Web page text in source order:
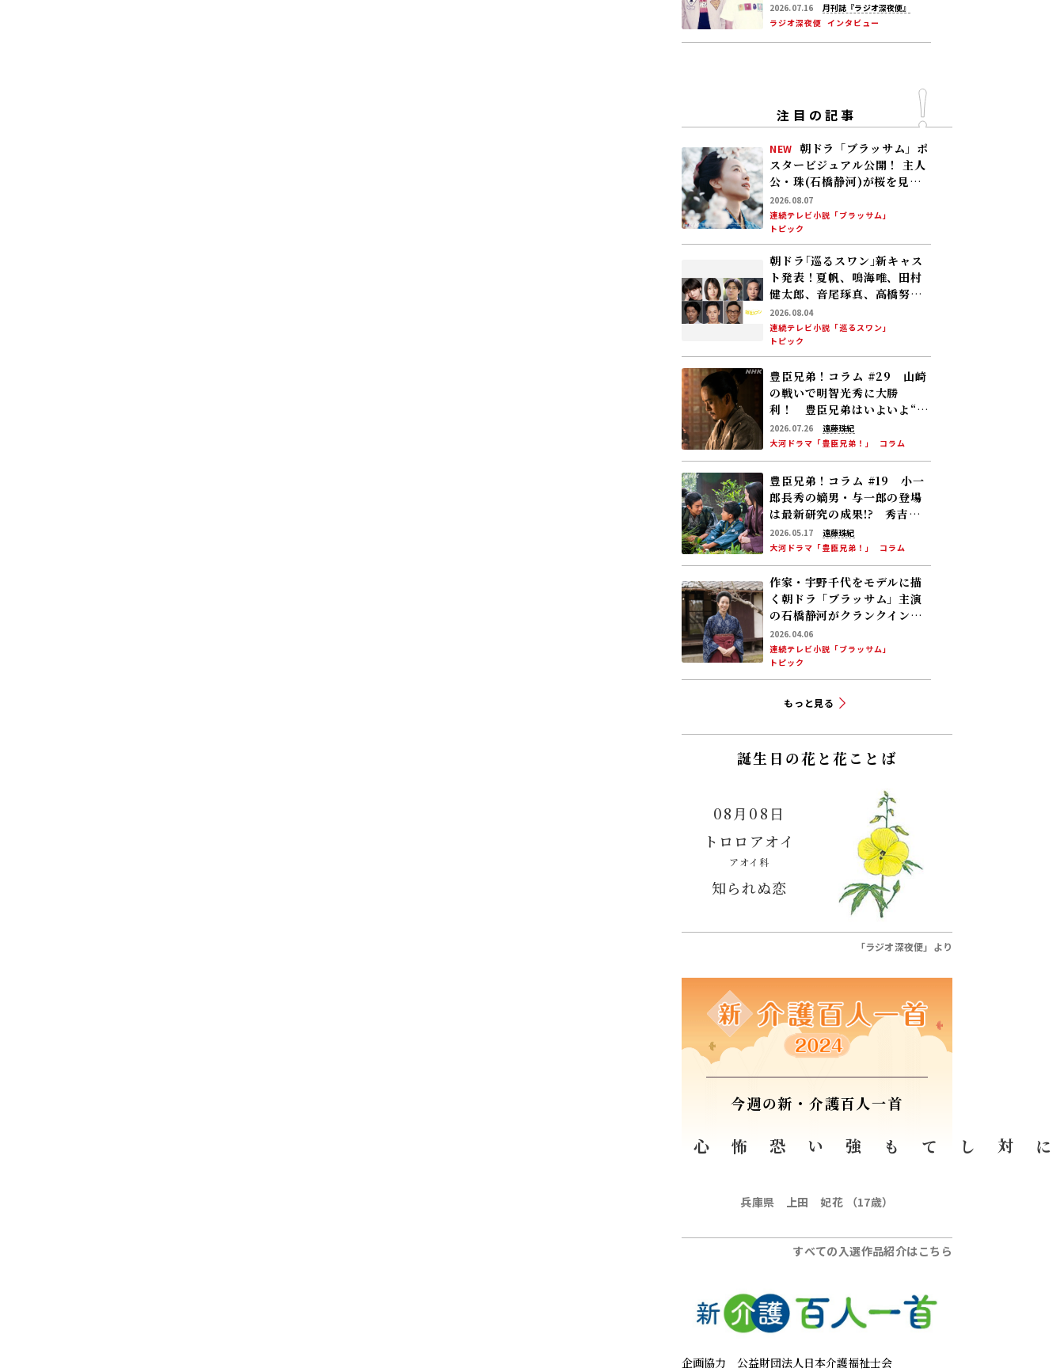
芸人)が付き人として過ごした
5年の日々を語る
2026.07.16
月刊誌『ラジオ深夜便』
ラジオ深夜便 インタビュー
注目の記事
NEW 朝ドラ「ブラッサム」ポ
スタービジュアル公開！ 主人
公・珠(石橋静河)が桜を見上
げる印象的な1枚 タイトル映
像は奥山大史監督、語りは三
條雅幸アナ 2026年度後期放
送
2026.08.07
連続テレビ小説「ブラッサム」
トピック
朝ドラ｢巡るスワン｣新キャス
ト発表！夏帆、鳴海唯、田村
健太郎、音尾琢真、高橋努、
大倉孝二、角田晃広――主人公･美
咲(森田望智)が交流する警察
署の人々 2027年度前期放送
2026.08.04
連続テレビ小説「巡るスワン」
トピック
豊臣兄弟！コラム #29 山崎
の戦いで明智光秀に大勝
利！ 豊臣兄弟はいよいよ“天
下への道”を歩み始める
2026.07.26
遠藤珠紀
大河ドラマ「豊臣兄弟！」
コラム
豊臣兄弟！コラム #19 小一
郎長秀の嫡男・与一郎の登場
は最新研究の成果!? 秀吉は
柴田勝家と対立！
2026.05.17
遠藤珠紀
大河ドラマ「豊臣兄弟！」
コラム
作家・宇野千代をモデルに描
く朝ドラ「ブラッサム」主演
の石橋静河がクランクイン！
舞台地・山口県岩国市でロケ
「宇野さんが生まれ育った故
郷の岩国で、改めて深呼吸し
て幸せを感じています」26年
度後期放送
2026.04.06
連続テレビ小説「ブラッサム」
トピック
もっと見る
誕生日の花と花ことば
08月08日
トロロアオイ
アオイ科
知られぬ恋
「ラジオ深夜便」より
今週の新・介護百人一首
人形に対しても
強い恐怖心
兵庫県 上田 妃花 （17歳）
すべての入選作品紹介はこちら
企画協力
公益財団法人日本介護福祉士会